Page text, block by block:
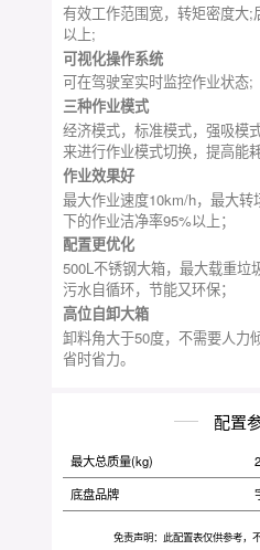
有效工作范围宽，转矩密度大;
以上;
可视化操作系统
可在驾驶室实时监控作业状态;
三种作业模式
经济模式，标准模式，强吸模
来进行作业模式切换，提高能耗
作业效果好
最大作业速度10km/h，最大
下的作业洁净率95%以上；
配置更优化
500L不锈钢大箱，最大载重垃
污水自循环，节能又环保；
高位自卸大箱
卸料角大于50度，不需要人力
省时省力。
配置
最大总质量(kg)
底盘品牌
免责声明：此配置表仅供参考，